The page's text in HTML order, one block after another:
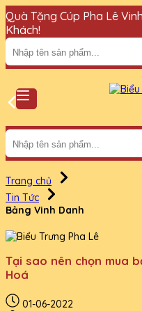
Quà Tặng Cúp Pha Lê
Khách!
Trang chủ
Tin Tức
Bảng Vinh Danh
Tại sao nên chọn mua
Hoá
01-06-2022